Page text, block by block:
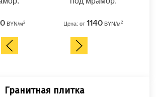
Цена: от 1140BYN/м2
м2
Гранитная плитка